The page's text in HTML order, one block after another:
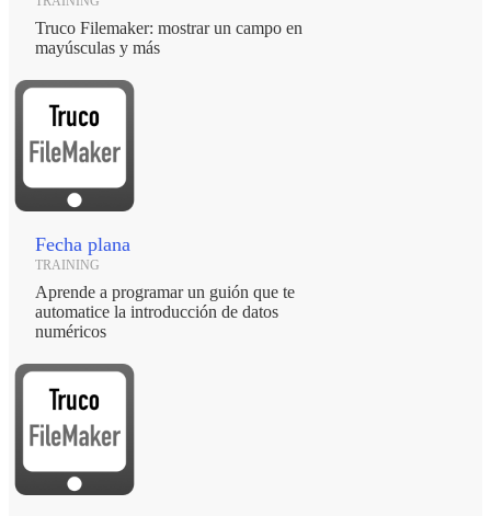
Truco Filemaker: mostrar un campo en
mayúsculas y más
Fecha plana
TRAINING
Aprende a programar un guión que te
automatice la introducción de datos
numéricos